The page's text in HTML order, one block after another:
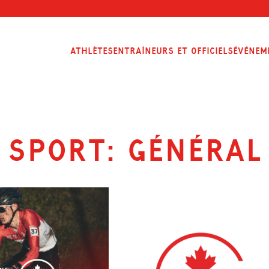
AthlètesEntraîneurs et officiels
Sport: Général